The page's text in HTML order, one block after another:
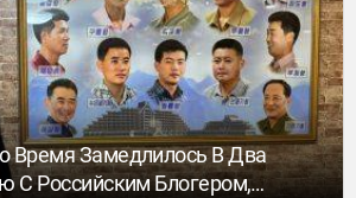
Время Замедлилось В Два
С Российским Блогером,